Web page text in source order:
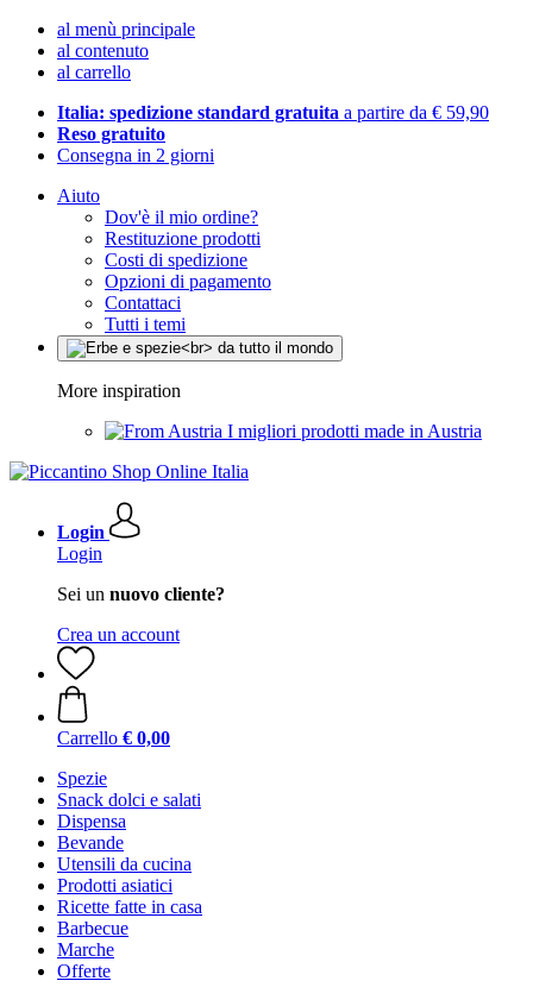
al menù principale
al contenuto
al carrello
Italia: spedizione standard gratuita a partire da € 59,90
Reso gratuito
Consegna in 2 giorni
Aiuto
Dov'è il mio ordine?
Restituzione prodotti
Costi di spedizione
Opzioni di pagamento
Contattaci
Tutti i temi
More inspiration
I migliori prodotti made in Austria
Login
Login
Sei un nuovo cliente?
Crea un account
Carrello € 0,00
Spezie
Snack dolci e salati
Dispensa
Bevande
Utensili da cucina
Prodotti asiatici
Ricette fatte in casa
Barbecue
Marche
Offerte